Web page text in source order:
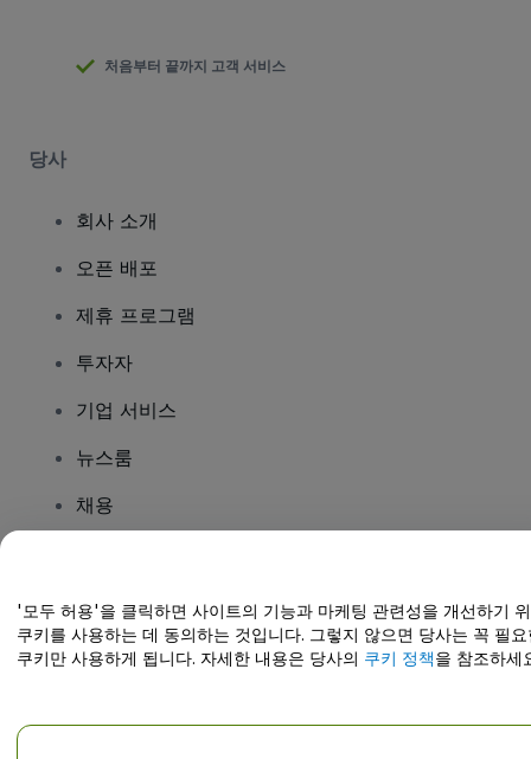
처음부터 끝까지 고객 서비스
당사
회사 소개
오픈 배포
제휴 프로그램
투자자
기업 서비스
뉴스룸
채용
도움말 센터 / 문의하기
'모두 허용'을 클릭하면 사이트의 기능과 마케팅 관련성을 개선하기
쿠키를 사용하는 데 동의하는 것입니다. 그렇지 않으면 당사는 꼭 필요
쿠키만 사용하게 됩니다. 자세한 내용은 당사의 쿠키 정책을 참조하세